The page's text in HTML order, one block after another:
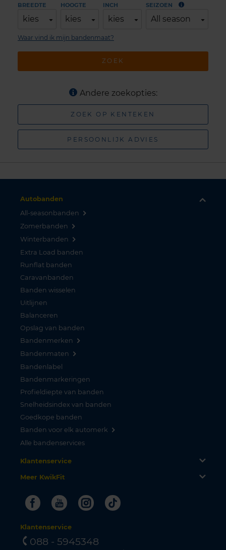
BREEDTE
kies
HOOGTE
kies
INCH
kies
SEIZOEN
All season
ZOEK
Waar vind ik mijn bandenmaat?
Andere zoekopties:
ZOEK OP KENTEKEN
PERSOONLIJK ADVIES
Autobanden
All-seasonbanden
Zomerbanden
Winterbanden
Extra Load banden
Runflat banden
Caravanbanden
Banden wisselen
Uitlijnen
Balanceren
Opslag van banden
Bandenmerken
Bandenmaten
Bandenlabel
Bandenmarkeringen
Profieldiepte van banden
Snelheidsindex van banden
Goedkope banden
Banden voor elk automerk
Alle bandenservices
Klantenservice
Meer KwikFit
FacebookYoutubeInstagram
Tiktok
Klantenservice
088 - 5945348